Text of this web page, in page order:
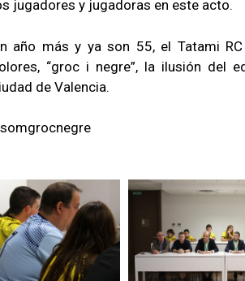
jugadores y jugadoras en este acto.
año más y ya son 55, el Tatami
“groc i negre”, la ilusión del
de Valencia.